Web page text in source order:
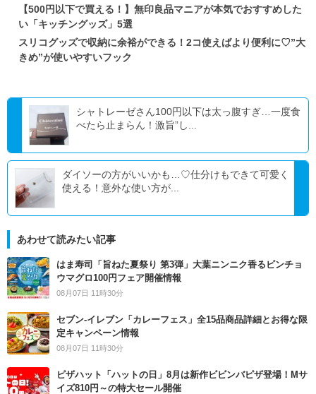
【500円以下で買える！】無印良品マニアが本気でおすすめした
い「キッチングッズ」5選
スリコグッズで収納に余裕ができる！2コ使えばより便利に♡”大
きめ”が使いやすいフック
シャトレーゼさん100円以下は太っ腹すぎ…一度食
べたら止まらん！激旨”し...
ダイソーの方がいいかも…♡仕分けもできて可愛く
使える！意外な使い方が...
あわせて読みたい記事
はま寿司「旨ねた夏祭り 第3弾」大葉ニンニク香るビンチョ
ウマグロ100円フェア開催情報
08月07日 11時30分
セブン‐イレブン「カレーフェス」全15品商品詳細とお得な限
定キャンペーン情報
08月07日 11時30分
ピザハット「ハットの日」8月は新作ビビンバピザ登場！Mサ
イズ810円～の特大セール開催